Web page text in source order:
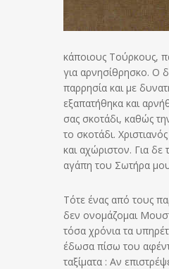
κάποιους Τούρκους,
για αρνησίθρησκο. Ο
παρρησία και με
εξαπατήθηκα και
σας σκοτάδι, καθώς
το σκοτάδι.
και αχώριστον. Για δε
αγάπη του Σωτήρα
Τότε ένας από τους
δεν ονομάζομαι
τόσα χρόνια τα
έδωσα πίσω του
ταξίματα : Αν